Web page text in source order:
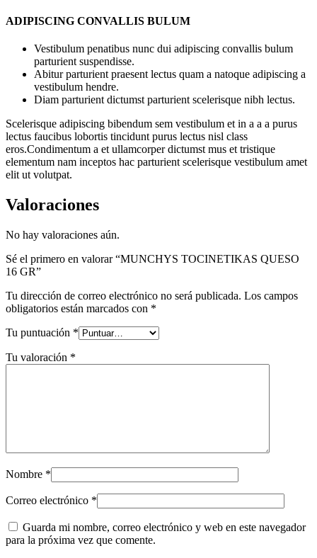
ADIPISCING CONVALLIS BULUM
Vestibulum penatibus nunc dui adipiscing convallis bulum
parturient suspendisse.
Abitur parturient praesent lectus quam a natoque adipiscing a
vestibulum hendre.
Diam parturient dictumst parturient scelerisque nibh lectus.
Scelerisque adipiscing bibendum sem vestibulum et in a a a purus
lectus faucibus lobortis tincidunt purus lectus nisl class
eros.Condimentum a et ullamcorper dictumst mus et tristique
elementum nam inceptos hac parturient scelerisque vestibulum amet
elit ut volutpat.
Valoraciones
No hay valoraciones aún.
Sé el primero en valorar “MUNCHYS TOCINETIKAS QUESO
16 GR”
Tu dirección de correo electrónico no será publicada. Los campos
obligatorios están marcados con *
Tu puntuación *
Tu valoración *
Nombre *
Correo electrónico *
Guarda mi nombre, correo electrónico y web en este navegador
para la próxima vez que comente.